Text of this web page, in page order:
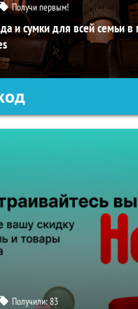
Получи первым!
и сумки для всей семьи в
Получили:83